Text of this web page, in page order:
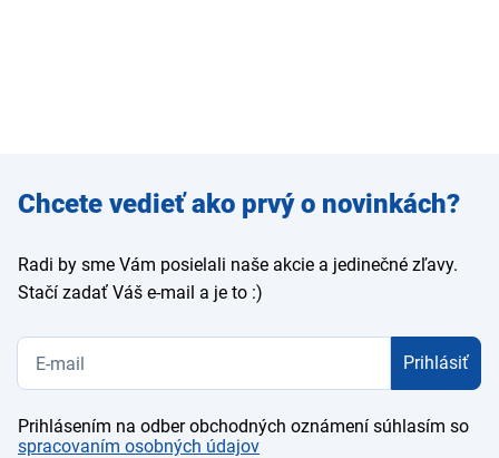
Zadajte
e-mail
Chcete vedieť ako prvý o novinkách?
Radi by sme Vám posielali naše akcie a jedinečné zľavy.
Stačí zadať Váš e-mail a je to :)
Prihlásiť
Prihlásením na odber obchodných oznámení súhlasím so
spracovaním osobných údajov